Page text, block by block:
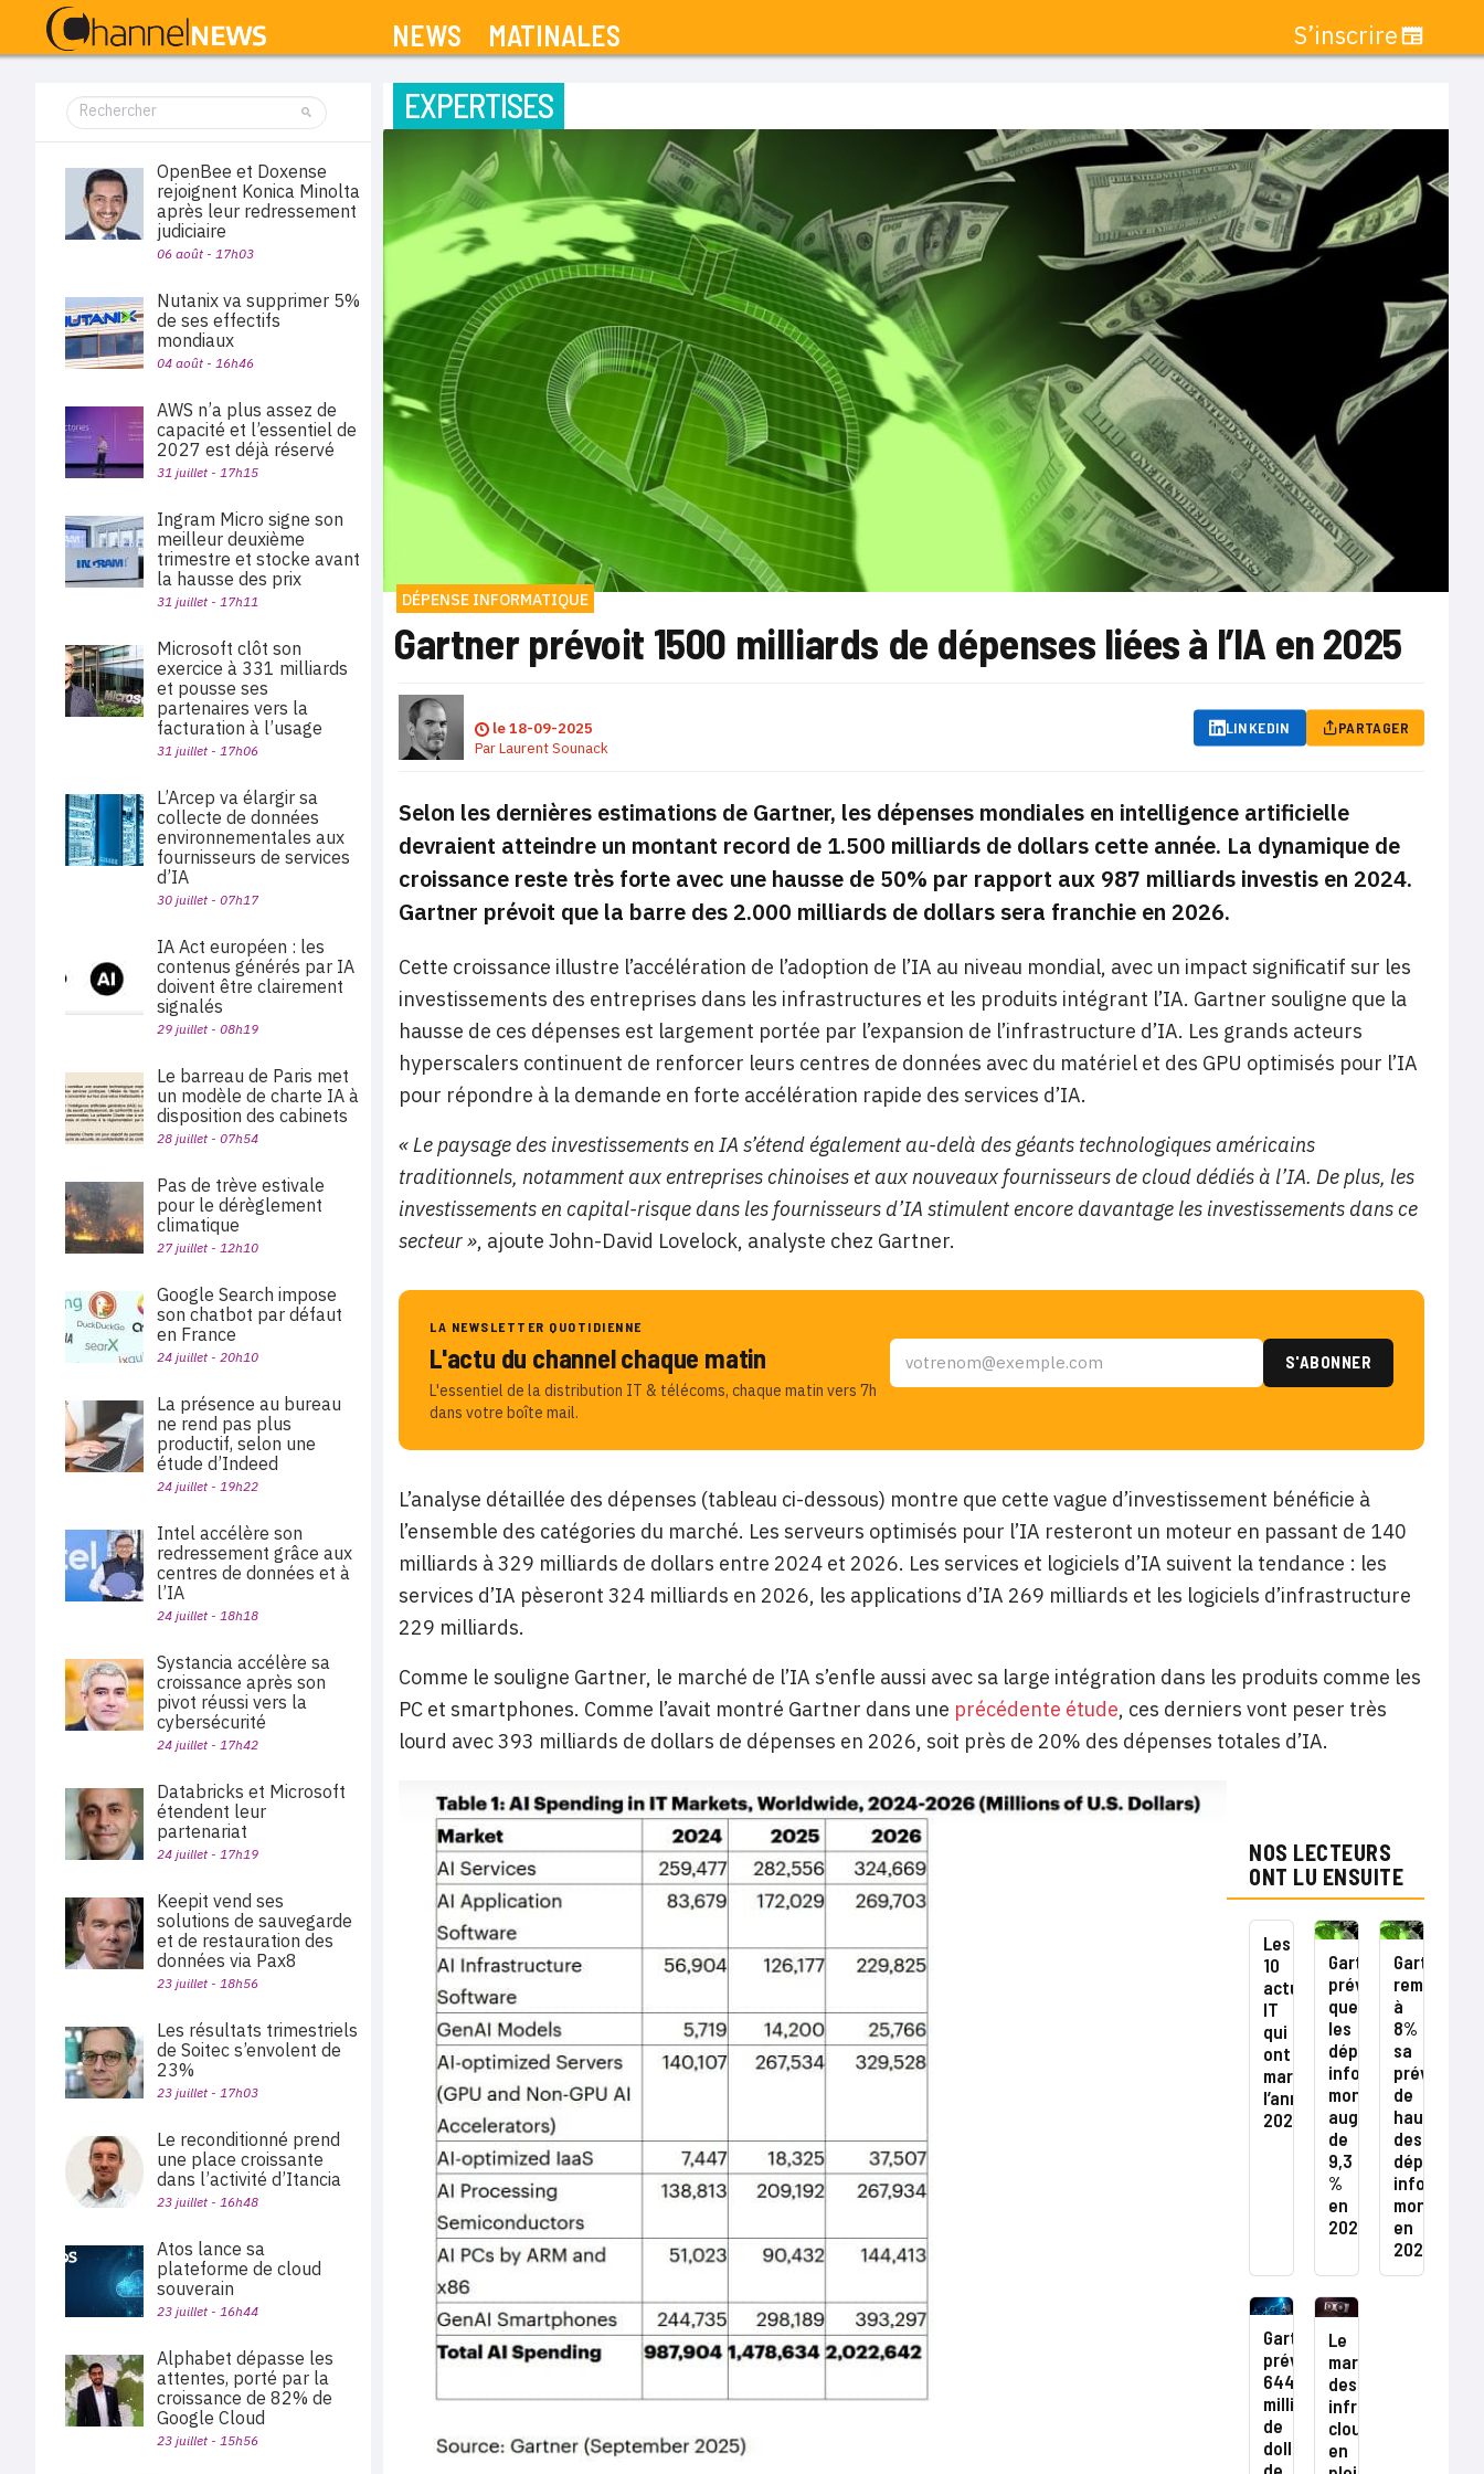
NEWS MATINALES S’inscrire
EXPERTISES
DÉPENSE INFORMATIQUE
Gartner prévoit 1500 milliards de dépenses liées à l’IA en 2025
le18-09-2025
ParLaurent Sounack
LINKEDIN PARTAGER
Selon les dernières estimations de Gartner, les dépenses mondiales en intelligence artificielle
devraient atteindre un montant record de 1.500 milliards de dollars cette année. La dynamique de
croissance reste très forte avec une hausse de 50% par rapport aux 987 milliards investis en 2024.
Gartner prévoit que la barre des 2.000 milliards de dollars sera franchie en 2026.
Cette croissance illustre l’accélération de l’adoption de l’IA au niveau mondial, avec un impact significatif sur les
investissements des entreprises dans les infrastructures et les produits intégrant l’IA. Gartner souligne que la
hausse de ces dépenses est largement portée par l’expansion de l’infrastructure d’IA. Les grands acteurs
hyperscalers continuent de renforcer leurs centres de données avec du matériel et des GPU optimisés pour l’IA
pour répondre à la demande en forte accélération rapide des services d’IA.
« Le paysage des investissements en IA s’étend également au-delà des géants technologiques américains
traditionnels, notamment aux entreprises chinoises et aux nouveaux fournisseurs de cloud dédiés à l’IA. De plus, les
investissements en capital-risque dans les fournisseurs d’IA stimulent encore davantage les investissements dans ce
secteur », ajoute John-David Lovelock, analyste chez Gartner.
LA NEWSLETTER QUOTIDIENNE
L'actu du channel chaque matin
L'essentiel de la distribution IT & télécoms, chaque matin vers 7h
dans votre boîte mail.
L’analyse détaillée des dépenses (tableau ci-dessous) montre que cette vague d’investissement bénéficie à
l’ensemble des catégories du marché. Les serveurs optimisés pour l’IA resteront un moteur en passant de 140
milliards à 329 milliards de dollars entre 2024 et 2026. Les services et logiciels d’IA suivent la tendance : les
services d’IA pèseront 324 milliards en 2026, les applications d’IA 269 milliards et les logiciels d’infrastructure
229 milliards.
Comme le souligne Gartner, le marché de l’IA s’enfle aussi avec sa large intégration dans les produits comme les
PC et smartphones. Comme l’avait montré Gartner dans une précédente étude, ces derniers vont peser très
lourd avec 393 milliards de dollars de dépenses en 2026, soit près de 20% des dépenses totales d’IA.
NOS LECTEURS
ONT LU ENSUITE
Les
10
actualités
IT
qui
ont
marqué
l’année
2024
Gartner
prévoit
que
les
dépenses
informatiques
mondiales
augmenteront
de
9,3
%
en
2025
Gartner
remonte
à
8%
sa
prévision
de
hausse
des
dépenses
mondiales
en
2024
Gartner
prévoit
644
milliards
de
dollars
Le
marché
des
infrastructures
cloud
en
OpenBee et Doxense
rejoignent Konica Minolta
après leur redressement
judiciaire
06 août - 17h03
Nutanix va supprimer 5%
de ses effectifs
mondiaux
04 août - 16h46
AWS n’a plus assez de
capacité et l’essentiel de
2027 est déjà réservé
31 juillet - 17h15
Ingram Micro signe son
meilleur deuxième
trimestre et stocke avant
la hausse des prix
31 juillet - 17h11
Microsoft clôt son
exercice à 331 milliards
et pousse ses
partenaires vers la
facturation à l’usage
31 juillet - 17h06
L’Arcep va élargir sa
collecte de données
environnementales aux
fournisseurs de services
d’IA
30 juillet - 07h17
IA Act européen : les
contenus générés par IA
doivent être clairement
signalés
29 juillet - 08h19
Le barreau de Paris met
un modèle de charte IA à
disposition des cabinets
28 juillet - 07h54
Pas de trève estivale
pour le dérèglement
climatique
27 juillet - 12h10
Google Search impose
son chatbot par défaut
en France
24 juillet - 20h10
La présence au bureau
ne rend pas plus
productif, selon une
étude d’Indeed
24 juillet - 19h22
Intel accélère son
redressement grâce aux
centres de données et à
l’IA
24 juillet - 18h18
Systancia accélère sa
croissance après son
pivot réussi vers la
cybersécurité
24 juillet - 17h42
Databricks et Microsoft
étendent leur
partenariat
24 juillet - 17h19
Keepit vend ses
solutions de sauvegarde
et de restauration des
données via Pax8
23 juillet - 18h56
Les résultats trimestriels
de Soitec s’envolent de
23%
23 juillet - 17h03
Le reconditionné prend
une place croissante
dans l’activité d’Itancia
23 juillet - 16h48
Atos lance sa
plateforme de cloud
souverain
23 juillet - 16h44
Alphabet dépasse les
attentes, porté par la
croissance de 82% de
Google Cloud
23 juillet - 15h56